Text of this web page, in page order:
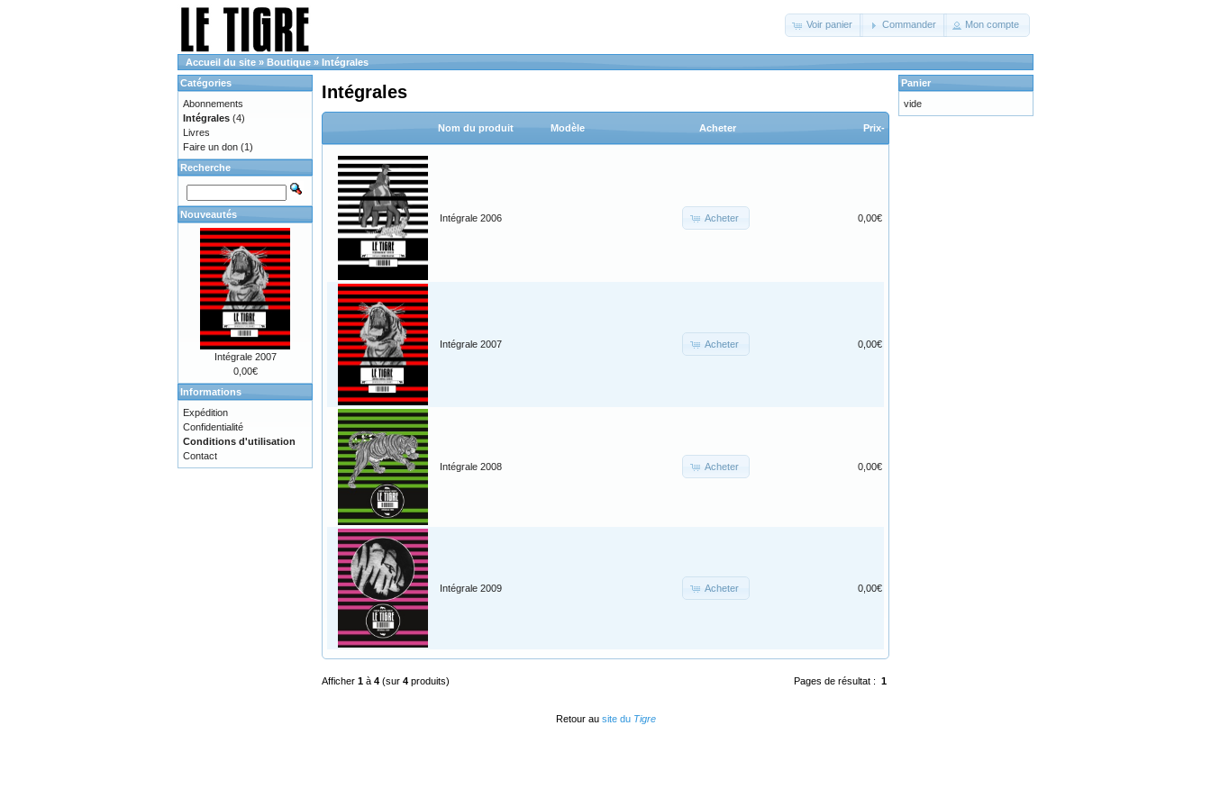
Voir panier Commander Mon compte
Accueil du site » Boutique » Intégrales
Intégrales
Nom du produit Modèle Acheter Prix-
Intégrale 2006 Acheter 0,00€
Intégrale 2007 Acheter 0,00€
Intégrale 2008 Acheter 0,00€
Intégrale 2009 Acheter 0,00€
Pages de résultat : 1
Afficher 1 à 4 (sur 4 produits)
Catégories
Abonnements
Intégrales (4)
Livres
Faire un don (1)
Recherche
Nouveautés
Intégrale 2007
0,00€
Informations
Expédition
Confidentialité
Conditions d'utilisation
Contact
Panier
vide
Retour au site du Tigre